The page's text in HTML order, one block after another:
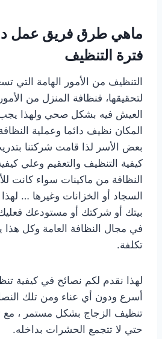
ماهي طرق فريق عمل
فترة التنظيف
التنظيف من الأمور الهامة التي
لتحقيقها، فنظافة المنزل من
العيش فيه بشكل صحي ولهذا
المكان نظيف دائما وعملية
بعض الأسر لذا قامت شركتنا
كيفية التنظيف والتعقيم وعلي
النظافة من ماكينات سواء كانت
السجاد أو الخزانات وغيرها …
بيتك أو شركتك أو مستودعك
في مجال النظافة العامة وكل هذا
تكلفة.
لهذا نقدم لكم نصائح في كيفية
أسرع ودون أي عناء ومن تلك
تنظيف الزجاج بشكل مستمر ، مع
حتي لا تتجمع الحشرات بداخله.